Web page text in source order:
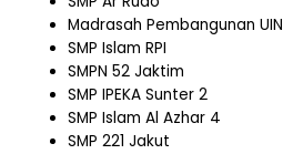
Madrasah Pembangunan UIN
SMP Islam RPI
SMPN 52 Jaktim
SMP IPEKA Sunter 2
SMP Islam Al Azhar 4
SMP 221 Jakut